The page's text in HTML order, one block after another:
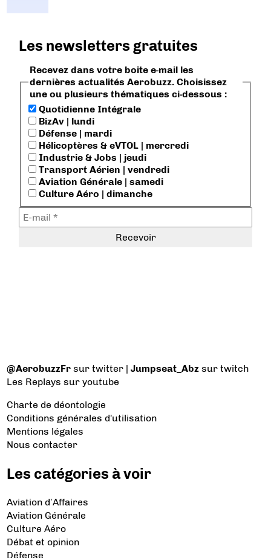
Les newsletters gratuites
Recevez dans votre boite e-mail les
dernières actualités Aerobuzz. Choisissez
une ou plusieurs thématiques ci-dessous :
Quotidienne Intégrale
BizAv | lundi
Défense | mardi
Hélicoptères & eVTOL | mercredi
Industrie & Jobs | jeudi
Transport Aérien | vendredi
Aviation Générale | samedi
Culture Aéro | dimanche
@AerobuzzFr sur twitter |Jumpseat_Abz sur twitch
Les Replays sur youtube
Charte de déontologie
Conditions générales d'utilisation
Mentions légales
Nous contacter
Les catégories à voir
Aviation d’Affaires
Aviation Générale
Culture Aéro
Débat et opinion
Défense